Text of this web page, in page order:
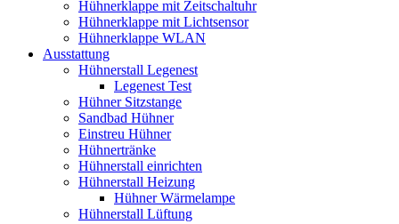
Hühnerklappe mit Zeitschaltuhr
Hühnerklappe mit Lichtsensor
Hühnerklappe WLAN
Ausstattung
Hühnerstall Legenest
Legenest Test
Hühner Sitzstange
Sandbad Hühner
Einstreu Hühner
Hühnertränke
Hühnerstall einrichten
Hühnerstall Heizung
Hühner Wärmelampe
Hühnerstall Lüftung